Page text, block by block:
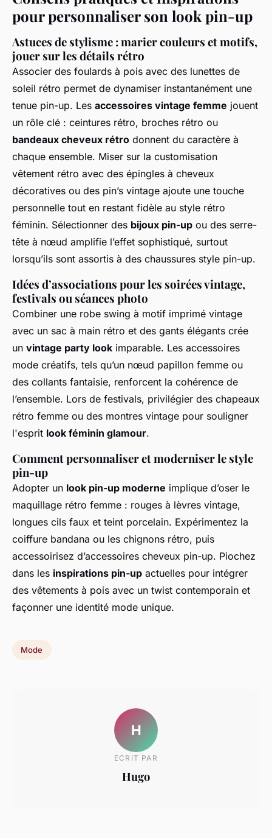
pour personnaliser son look pin-up
Astuces de stylisme : marier couleurs et motifs,
jouer sur les détails rétro
Associer des foulards à pois avec des lunettes de
soleil rétro permet de dynamiser instantanément une
tenue pin-up. Les accessoires vintage femme jouent
un rôle clé : ceintures rétro, broches rétro ou
bandeaux cheveux rétro donnent du caractère à
chaque ensemble. Miser sur la customisation
vêtement rétro avec des épingles à cheveux
décoratives ou des pin’s vintage ajoute une touche
personnelle tout en restant fidèle au style rétro
féminin. Sélectionner des bijoux pin-up ou des serre-
tête à nœud amplifie l’effet sophistiqué, surtout
lorsqu’ils sont assortis à des chaussures style pin-up.
Idées d’associations pour les soirées vintage,
festivals ou séances photo
Combiner une robe swing à motif imprimé vintage
avec un sac à main rétro et des gants élégants crée
un vintage party look imparable. Les accessoires
mode créatifs, tels qu’un nœud papillon femme ou
des collants fantaisie, renforcent la cohérence de
l’ensemble. Lors de festivals, privilégier des chapeaux
rétro femme ou des montres vintage pour souligner
l'esprit look féminin glamour.
Comment personnaliser et moderniser le style
pin-up
Adopter un look pin-up moderne implique d’oser le
maquillage rétro femme : rouges à lèvres vintage,
longues cils faux et teint porcelain. Expérimentez la
coiffure bandana ou les chignons rétro, puis
accessoirisez d’accessoires cheveux pin-up. Piochez
dans les inspirations pin-up actuelles pour intégrer
des vêtements à pois avec un twist contemporain et
façonner une identité mode unique.
Mode
H
ECRIT PAR
Hugo